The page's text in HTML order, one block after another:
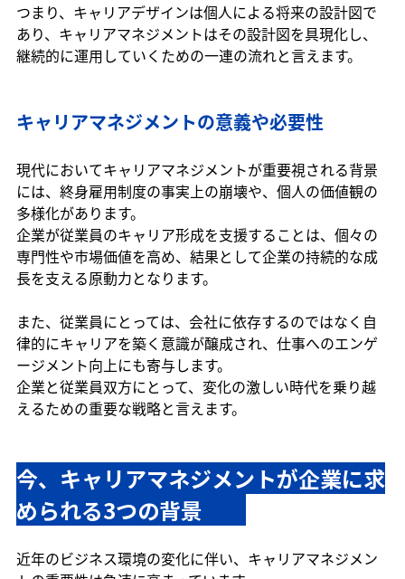
つまり、キャリアデザインは個人による将来の設計図で
あり、キャリアマネジメントはその設計図を具現化し、
継続的に運用していくための一連の流れと言えます。
キャリアマネジメントの意義や必要性
現代においてキャリアマネジメントが重要視される背景
には、終身雇用制度の事実上の崩壊や、個人の価値観の
多様化があります。
企業が従業員のキャリア形成を支援することは、個々の
専門性や市場価値を高め、結果として企業の持続的な成
長を支える原動力となります。
また、従業員にとっては、会社に依存するのではなく自
律的にキャリアを築く意識が醸成され、仕事へのエンゲ
ージメント向上にも寄与します。
企業と従業員双方にとって、変化の激しい時代を乗り越
えるための重要な戦略と言えます。
今、キャリアマネジメントが企業に求
められる3つの背景
近年のビジネス環境の変化に伴い、キャリアマネジメン